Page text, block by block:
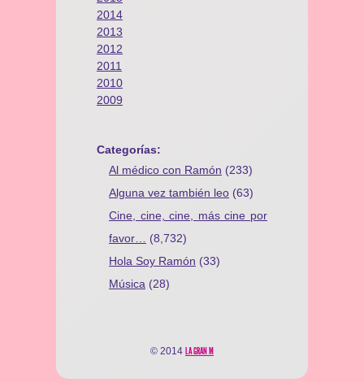
2014
2013
2012
2011
2010
2009
Categorías:
Al médico con Ramón (233)
Alguna vez también leo (63)
Cine, cine, cine, más cine por
favor…
(8,732)
Hola Soy Ramón (33)
Música (28)
© 2014 LA GRAN M